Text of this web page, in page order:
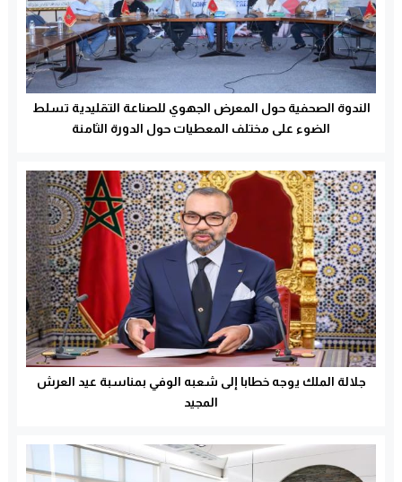
الندوة الصحفية حول المعرض الجهوي للصناعة التقليدية تسلط
الضوء على مختلف المعطيات حول الدورة الثامنة
جلالة الملك يوجه خطابا إلى شعبه الوفي بمناسبة عيد العرش
المجيد